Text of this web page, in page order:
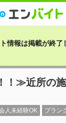
情報は掲載が終了
！≫近所の施
人未経験OK ブラン